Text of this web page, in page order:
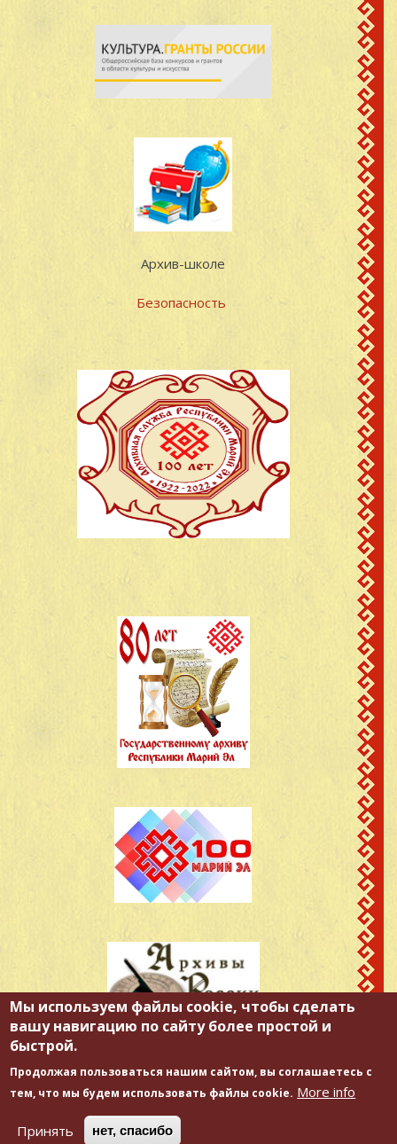
Архив-школе
Безопасность
Copyright © 2026. Государственное бюджетное учреждение "Государственный архив
Республики Марий Эл".
Мы используем файлы cookie, чтобы сделать
вашу навигацию по сайту более простой и
быстрой.
Продолжая пользоваться нашим сайтом, вы соглашаетесь с
тем, что мы будем использовать файлы cookie. More info
Принять нет, спасибо